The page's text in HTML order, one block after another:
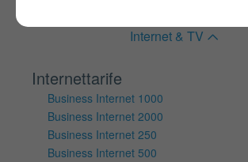
Internet & TV
Internettarife
Business Internet 1000
Business Internet 2000
Business Internet 250
Business Internet 500